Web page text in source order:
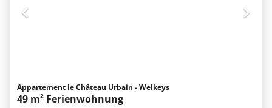
Appartement le Château Urbain - Welkeys
49 m² Ferienwohnung